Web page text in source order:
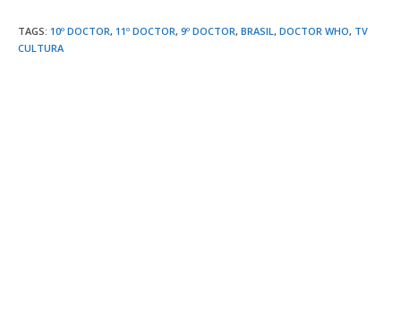
TAGS: 10º DOCTOR, 11º DOCTOR, 9º DOCTOR, BRASIL, DOCTOR WHO, TV
CULTURA